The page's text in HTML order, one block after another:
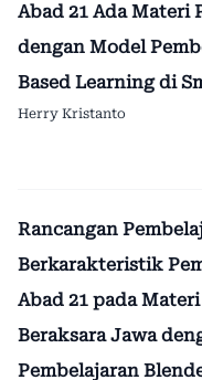
Abad 21 Ada Materi
dengan Model
Based Learning di
Herry Kristanto
Rancangan
Berkarakteristik
Abad 21 pada
Beraksara Jawa
Pembelajaran